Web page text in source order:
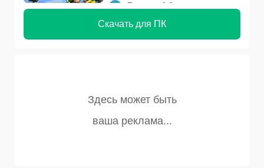
Версия 1.0
Скачать для ПК